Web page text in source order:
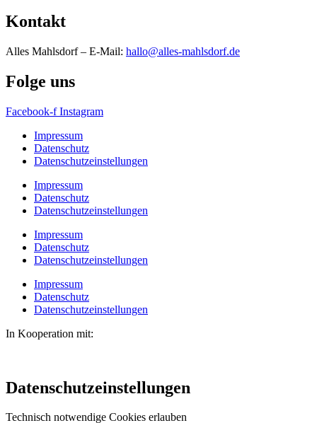
Kontakt
Alles Mahlsdorf – E-Mail: hallo@alles-mahlsdorf.de
Folge uns
Facebook-f Instagram
Impressum
Datenschutz
Datenschutzeinstellungen
Impressum
Datenschutz
Datenschutzeinstellungen
Impressum
Datenschutz
Datenschutzeinstellungen
Impressum
Datenschutz
Datenschutzeinstellungen
In Kooperation mit:
Datenschutzeinstellungen
Technisch notwendige Cookies erlauben